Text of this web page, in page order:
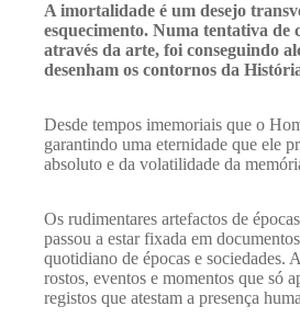
A imortalidade é um desejo
esquecimento. Numa tentativa de
através da arte, foi conseguindo
desenham os contornos da
Desde tempos imemoriais que o
garantindo uma eternidade que ele
absoluto e da volatilidade da
Os rudimentares artefactos de
passou a estar fixada em
quotidiano de épocas e sociedades.
rostos, eventos e momentos que só
registos que atestam a presença